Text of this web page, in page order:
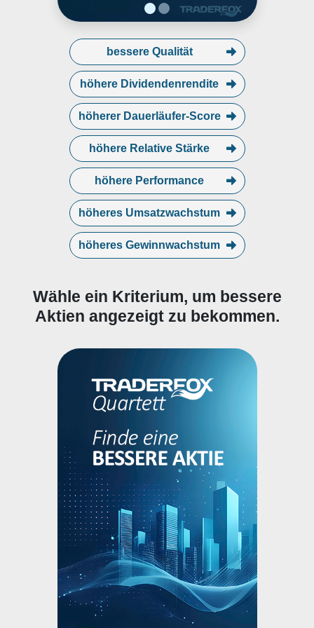
bessere Qualität
höhere Dividendenrendite
höherer Dauerläufer-Score
höhere Relative Stärke
höhere Performance
höheres Umsatzwachstum
höheres Gewinnwachstum
Wähle ein Kriterium, um bessere
Aktien angezeigt zu bekommen.